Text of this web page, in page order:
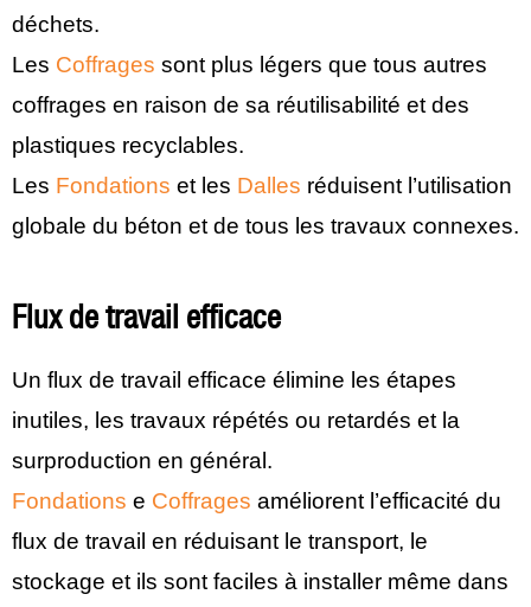
déchets.
Les Coffrages sont plus légers que tous autres
coffrages en raison de sa réutilisabilité et des
plastiques recyclables.
Les Fondations et les Dalles réduisent l’utilisation
globale du béton et de tous les travaux connexes.
Flux de travail efficace
Un flux de travail efficace élimine les étapes
inutiles, les travaux répétés ou retardés et la
surproduction en général.
Fondations e Coffrages améliorent l’efficacité du
flux de travail en réduisant le transport, le
stockage et ils sont faciles à installer même dans